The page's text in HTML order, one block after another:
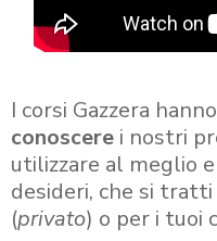
I corsi Gazzera
conoscere i nostri
utilizzare al meglio
desideri, che si
(privato) o per i tuoi